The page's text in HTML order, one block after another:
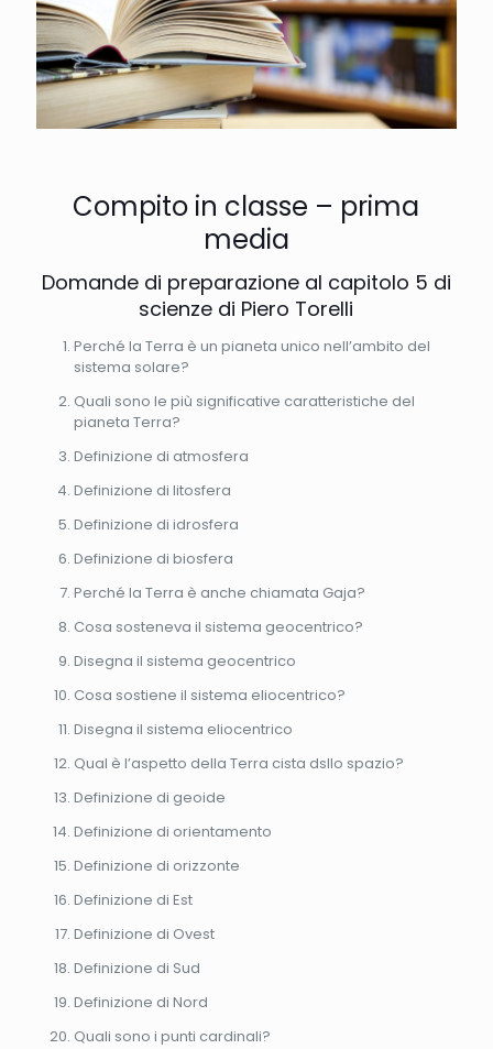
Compito in classe – prima
media
Domande di preparazione al capitolo 5 di
scienze di Piero Torelli
Perché la Terra è un pianeta unico nell’ambito del
sistema solare?
Quali sono le più significative caratteristiche del
pianeta Terra?
Definizione di atmosfera
Definizione di litosfera
Definizione di idrosfera
Definizione di biosfera
Perché la Terra è anche chiamata Gaja?
Cosa sosteneva il sistema geocentrico?
Disegna il sistema geocentrico
Cosa sostiene il sistema eliocentrico?
Disegna il sistema eliocentrico
Qual è l’aspetto della Terra cista dsllo spazio?
Definizione di geoide
Definizione di orientamento
Definizione di orizzonte
Definizione di Est
Definizione di Ovest
Definizione di Sud
Definizione di Nord
Quali sono i punti cardinali?